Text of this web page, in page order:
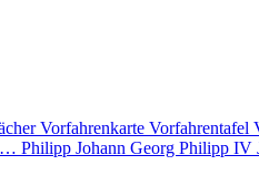
Vorfahrenkarte Vorfahrentafel
… Philipp Johann Georg Philipp IV